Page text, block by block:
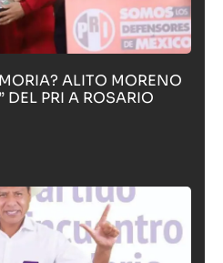
ALITO MORENO
DEL PRI A ROSARIO